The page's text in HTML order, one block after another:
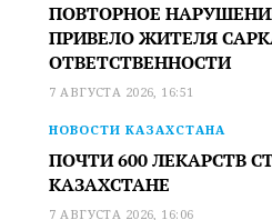
ПОВТОРНОЕ
ПРИВЕЛО ЖИТЕЛЯ
ОТВЕТСТВЕННОСТИ
7 АВГУСТА 2026, 16:51
НОВОСТИ КАЗАХСТАНА
ПОЧТИ 600 ЛЕКАРСТВ
КАЗАХСТАНЕ
7 АВГУСТА 2026, 16:06